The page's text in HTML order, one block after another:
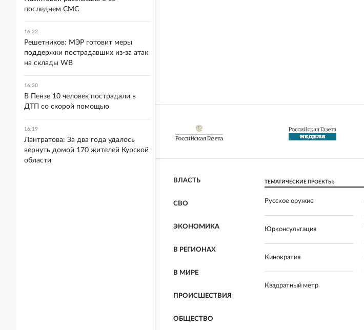
ВЛАСТЬ
СВО
ЭКОНОМИКА
В РЕГИОНАХ
В МИРЕ
ПРОИСШЕСТВИЯ
ОБЩЕСТВО
ТЕМАТИЧЕСКИЕ ПРОЕКТЫ:
Русское оружие
Юрконсультация
Кинократия
Квадратный метр
последнем СМС
16:22
Решетников: МЭР готовит меры
поддержки пострадавших из-за атак
на склады WB
16:20
В Пензе 10 человек пострадали в
ДТП со скорой помощью
16:19
Лантратова: За два года удалось
вернуть домой 170 жителей Курской
области